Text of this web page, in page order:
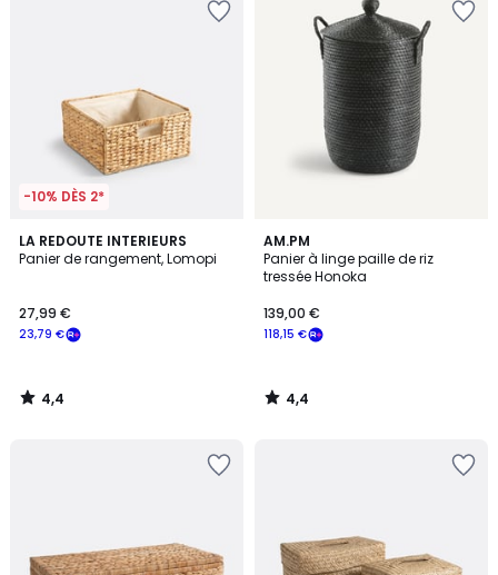
-10% DÈS 2*
LA REDOUTE INTERIEURS
Panier de rangement, Lomopi
23,79 €
27,99 €
4,4
/ 5
4,4
/
AM.PM
Panier à linge paille de riz
tressée Honoka
118,15 €
139,00 €
4,4
/ 5
4,4
/